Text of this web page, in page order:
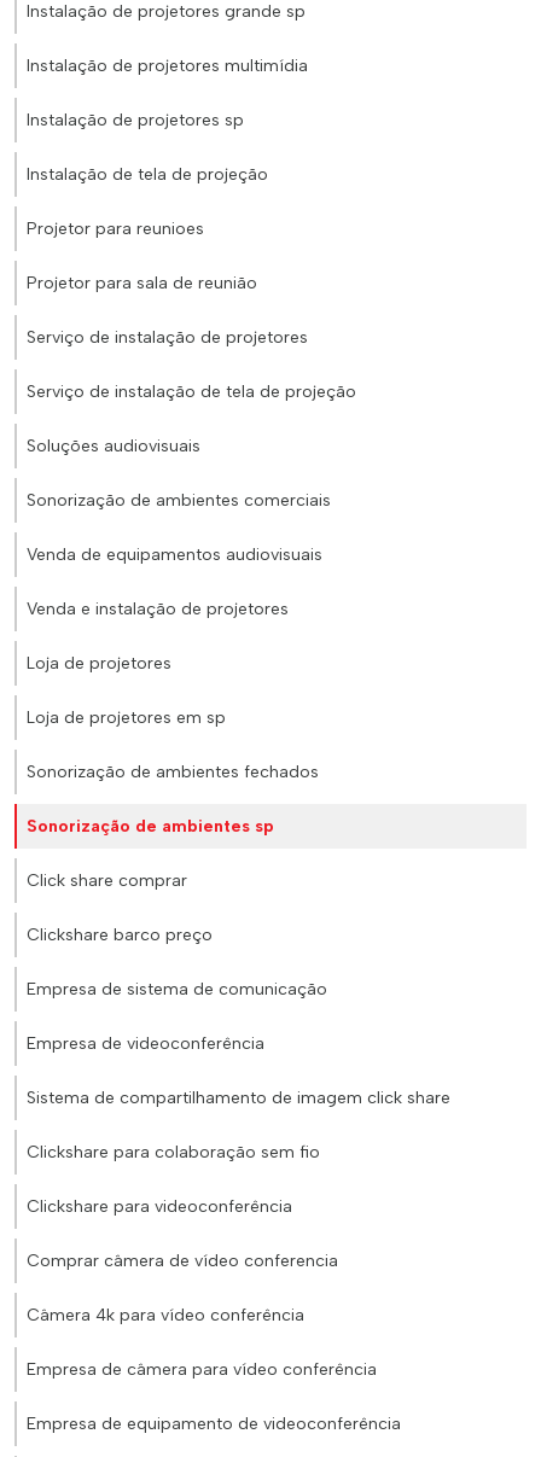
Instalação de projetores grande sp
Instalação de projetores multimídia
Instalação de projetores sp
Instalação de tela de projeção
Projetor para reunioes
Projetor para sala de reunião
Serviço de instalação de projetores
Serviço de instalação de tela de projeção
Soluções audiovisuais
Sonorização de ambientes comerciais
Venda de equipamentos audiovisuais
Venda e instalação de projetores
Loja de projetores
Loja de projetores em sp
Sonorização de ambientes fechados
Sonorização de ambientes sp
Click share comprar
Clickshare barco preço
Empresa de sistema de comunicação
Empresa de videoconferência
Sistema de compartilhamento de imagem click share
Clickshare para colaboração sem fio
Clickshare para videoconferência
Comprar câmera de vídeo conferencia
Câmera 4k para vídeo conferência
Empresa de câmera para vídeo conferência
Empresa de equipamento de videoconferência